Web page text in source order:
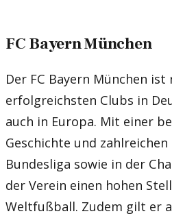
FC Bayern München
Der FC Bayern München
erfolgreichsten Clubs in
auch in Europa. Mit einer
Geschichte und
Bundesliga sowie in der
der Verein einen hohen
Weltfußball. Zudem gilt er